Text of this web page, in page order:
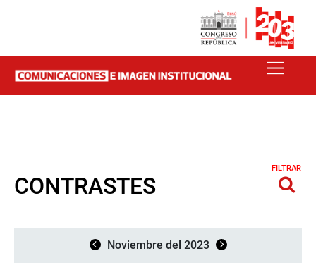
CONTRASTES
FILTRAR
Noviembre del 2023